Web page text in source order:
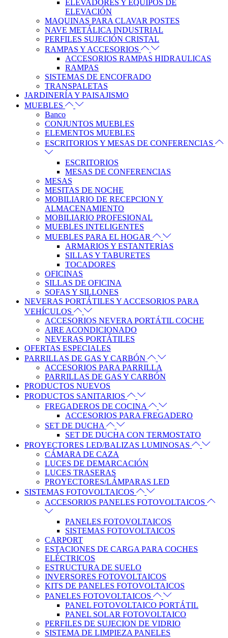
ELEVADORES Y EQUIPOS DE
ELEVACIÓN
MAQUINAS PARA CLAVAR POSTES
NAVE METÁLICA INDUSTRIAL
PERFILES SUJECIÓN CRISTAL
RAMPAS Y ACCESORIOS
ACCESORIOS RAMPAS HIDRAULICAS
RAMPAS
SISTEMAS DE ENCOFRADO
TRANSPALETAS
JARDINERÍA Y PAISAJISMO
MUEBLES
Banco
CONJUNTOS MUEBLES
ELEMENTOS MUEBLES
ESCRITORIOS Y MESAS DE CONFERENCIAS
ESCRITORIOS
MESAS DE CONFERENCIAS
MESAS
MESITAS DE NOCHE
MOBILIARIO DE RECEPCION Y
ALMACENAMIENTO
MOBILIARIO PROFESIONAL
MUEBLES INTELIGENTES
MUEBLES PARA EL HOGAR
ARMARIOS Y ESTANTERIAS
SILLAS Y TABURETES
TOCADORES
OFICINAS
SILLAS DE OFICINA
SOFAS Y SILLONES
NEVERAS PORTÁTILES Y ACCESORIOS PARA
VEHÍCULOS
ACCESORIOS NEVERA PORTÁTIL COCHE
AIRE ACONDICIONADO
NEVERAS PORTÁTILES
OFERTAS ESPECIALES
PARRILLAS DE GAS Y CARBÓN
ACCESORIOS PARA PARRILLA
PARRILLAS DE GAS Y CARBÓN
PRODUCTOS NUEVOS
PRODUCTOS SANITARIOS
FREGADEROS DE COCINA
ACCESORIOS PARA FREGADERO
SET DE DUCHA
SET DE DUCHA CON TERMOSTATO
PROYECTORES LED/BALIZAS LUMINOSAS
CÁMARA DE CAZA
LUCES DE DEMARCACIÓN
LUCES TRASERAS
PROYECTORES/LÁMPARAS LED
SISTEMAS FOTOVOLTAICOS
ACCESORIOS PANELES FOTOVOLTAICOS
PANELES FOTOVOLTAICOS
SISTEMAS FOTOVOLTAICOS
CARPORT
ESTACIONES DE CARGA PARA COCHES
ELÉCTRICOS
ESTRUCTURA DE SUELO
INVERSORES FOTOVOLTAICOS
KITS DE PANELES FOTOVOLTAICOS
PANELES FOTOVOLTAICOS
PANEL FOTOVOLTAICO PORTÁTIL
PANEL SOLAR FOTOVOLTAICO
PERFILES DE SUJECION DE VIDRIO
SISTEMA DE LIMPIEZA PANELES